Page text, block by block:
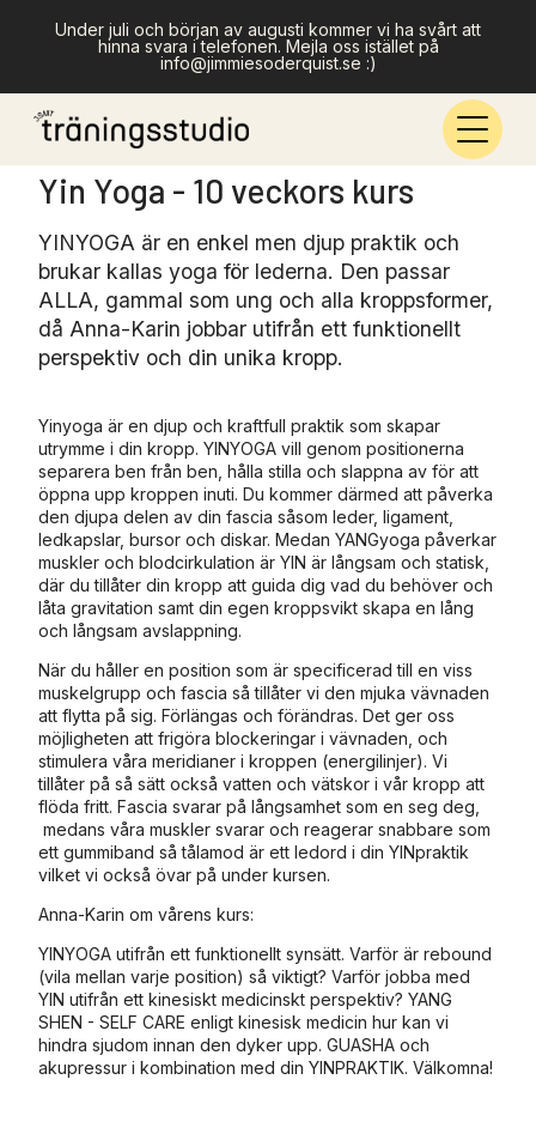
Yin Yoga - 10 veckors kurs
YINYOGA är en enkel men djup praktik och
brukar kallas yoga för lederna. Den passar
ALLA, gammal som ung och alla kroppsformer,
då Anna-Karin jobbar utifrån ett funktionellt
perspektiv och din unika kropp.
Yinyoga är en djup och kraftfull praktik som skapar
utrymme i din kropp. YINYOGA vill genom positionerna
separera ben från ben, hålla stilla och slappna av för att
öppna upp kroppen inuti. Du kommer därmed att påverka
den djupa delen av din fascia såsom leder, ligament,
ledkapslar, bursor och diskar. Medan YANGyoga påverkar
muskler och blodcirkulation är YIN är långsam och statisk,
där du tillåter din kropp att guida dig vad du behöver och
låta gravitation samt din egen kroppsvikt skapa en lång
och långsam avslappning.
När du håller en position som är specificerad till en viss
muskelgrupp och fascia så tillåter vi den mjuka vävnaden
att flytta på sig. Förlängas och förändras. Det ger oss
möjligheten att frigöra blockeringar i vävnaden, och
stimulera våra meridianer i kroppen (energilinjer). Vi
tillåter på så sätt också vatten och vätskor i vår kropp att
flöda fritt. Fascia svarar på långsamhet som en seg deg,
medans våra muskler svarar och reagerar snabbare som
ett gummiband så tålamod är ett ledord i din YINpraktik
vilket vi också övar på under kursen.
Anna-Karin om vårens kurs:
YINYOGA utifrån ett funktionellt synsätt. Varför är rebound
(vila mellan varje position) så viktigt? Varför jobba med
YIN utifrån ett kinesiskt medicinskt perspektiv? YANG
SHEN - SELF CARE enligt kinesisk medicin hur kan vi
hindra sjudom innan den dyker upp. GUASHA och
akupressur i kombination med din YINPRAKTIK. Välkomna!
Under juli och början av augusti kommer vi ha svårt att
hinna svara i telefonen. Mejla oss istället på
info@jimmiesoderquist.se :)